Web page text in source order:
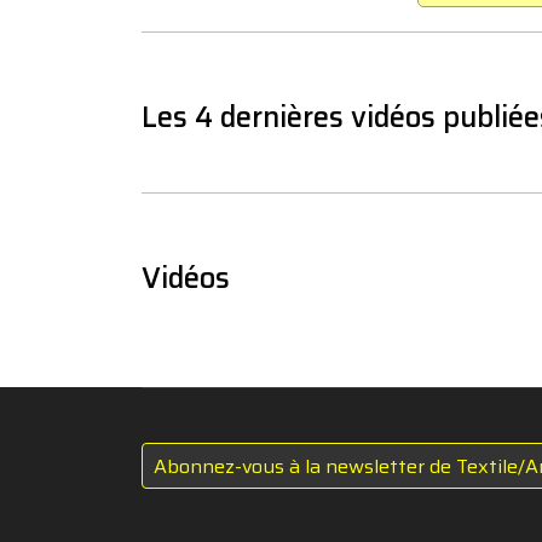
Les 4 dernières vidéos
Vidéos
Abonnez-vous à la newsletter de Textile/